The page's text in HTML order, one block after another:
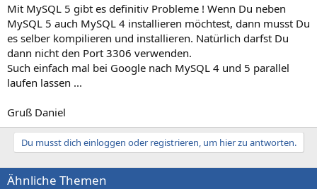
Mit MySQL 5 gibt es definitiv Probleme ! Wenn Du neben
MySQL 5 auch MySQL 4 installieren möchtest, dann musst Du
es selber kompilieren und installieren. Natürlich darfst Du
dann nicht den Port 3306 verwenden.
Such einfach mal bei Google nach MySQL 4 und 5 parallel
laufen lassen ...
Gruß Daniel
Du musst dich einloggen oder registrieren, um hier zu antworten.
Ähnliche Themen